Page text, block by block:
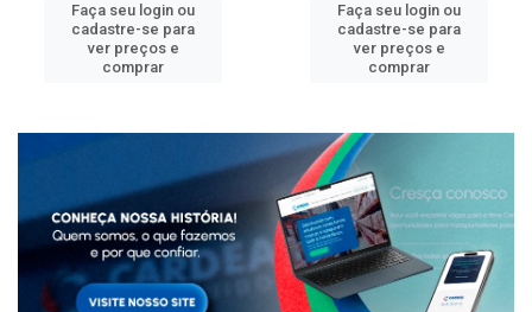
Faça seu login ou
cadastre-se para
ver preços e
comprar
Faça seu login ou
cadastre-se para
ver preços e
comprar